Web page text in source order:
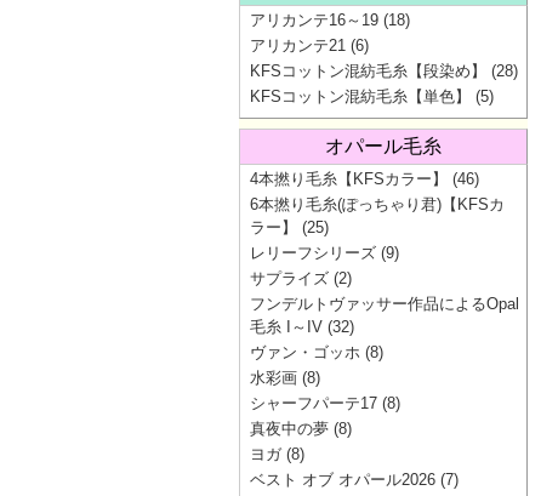
アリカンテ16～19 (18)
アリカンテ21 (6)
KFSコットン混紡毛糸【段染め】
(28)
KFSコットン混紡毛糸【単色】
(5)
オパール毛糸
4本撚り毛糸【KFSカラー】
(46)
6本撚り毛糸(ぽっちゃり君)【KFSカ
ラー】
(25)
レリーフシリーズ (9)
サプライズ (2)
フンデルトヴァッサー作品によるOpal
毛糸 I～IV (32)
ヴァン・ゴッホ (8)
水彩画 (8)
シャーフパーテ17 (8)
真夜中の夢 (8)
ヨガ(8)
ベスト オブ オパール2026 (7)